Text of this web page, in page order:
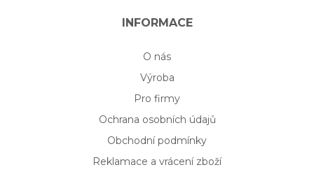
INFORMACE
O nás
Výroba
Pro firmy
Ochrana osobních údajů
Obchodní podmínky
Reklamace a vrácení zboží